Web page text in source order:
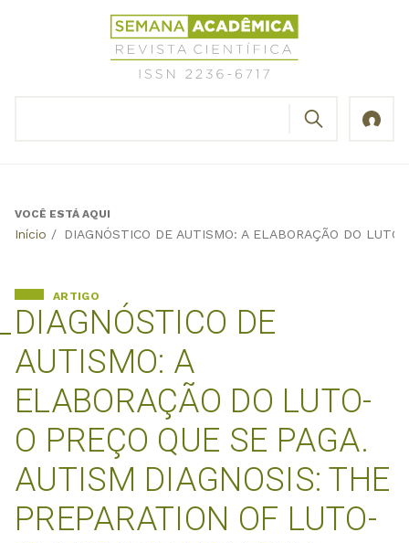
Revista
Científica
Semana
Back
VOCÊ ESTÁ AQUI
Início / DIAGNÓSTICO DE AUTISMO: A ELABORAÇÃO DO
DIAGNÓSTICO DE
AUTISMO: A
ELABORAÇÃO DO LUTO-
O PREÇO QUE SE PAGA.
AUTISM DIAGNOSIS: THE
PREPARATION OF LUTO-
ARTIGO